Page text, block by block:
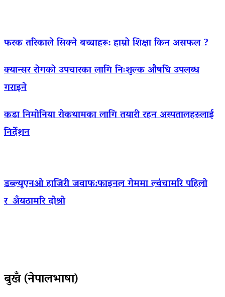
फरक तरिकाले सिक्ने बच्चाहरू: हाम्रो शिक्षा किन असफल ?
क्यान्सर रोगको उपचारका लागि निःशुल्क औषधि उपलब्ध
गराइने
कडा निमोनिया रोकथामका लागि तयारी रहन अस्पतालहरुलाई
निर्देशन
डब्ल्यूएनओ हाजिरी जवाफ:फाइनल गेममा ल्वंचामरि पहिलो
र अँयठामरि दोश्रो
बुखँ (नेपालभाषा)